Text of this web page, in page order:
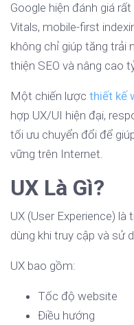
Google hiện đánh giá
Vitals, mobile-first
không chỉ giúp tăng trải
thiện SEO và nâng cao
Một chiến lược thiết kế
hợp UX/UI hiện đại,
tối ưu chuyển đổi để
vững trên Internet.
UX Là Gì?
UX (User Experience)
dùng khi truy cập và sử
UX bao gồm:
Tốc độ website
Điều hướng